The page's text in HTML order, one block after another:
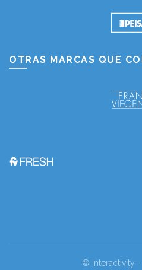
OTRAS MARCAS QUE
© Interactivity